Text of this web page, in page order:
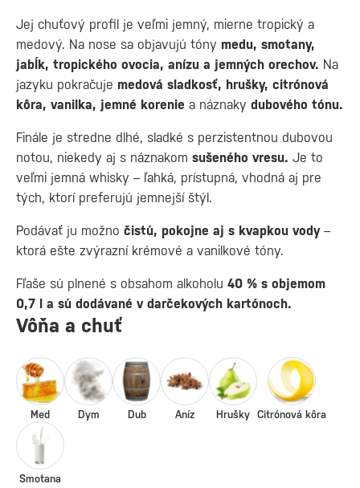
Jej chuťový profil je veľmi jemný, mierne tropický a
medový. Na nose sa objavujú tóny medu, smotany,
jabĺk, tropického ovocia, anízu a jemných orechov. Na
jazyku pokračuje medová sladkosť, hrušky, citrónová
kôra, vanilka, jemné korenie a náznaky dubového tónu.
Finále je stredne dlhé, sladké s perzistentnou dubovou
notou, niekedy aj s náznakom sušeného vresu. Je to
veľmi jemná whisky – ľahká, prístupná, vhodná aj pre
tých, ktorí preferujú jemnejší štýl.
Podávať ju možno čistú, pokojne aj s kvapkou vody–
ktorá ešte zvýrazní krémové a vanilkové tóny.
Fľaše sú plnené s obsahom alkoholu 40 % s objemom
0,7 l a sú dodávané v darčekových kartónoch.
Vôňa a chuť
Med Dym Dub Aníz Hrušky Citrónová kôra
Smotana